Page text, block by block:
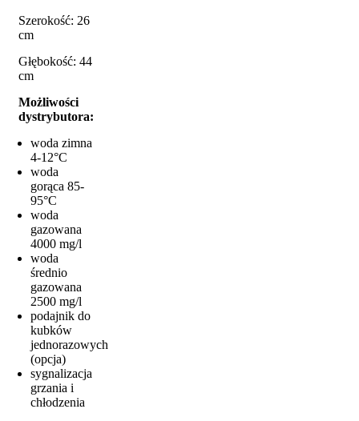
Szerokość: 26
cm
Głębokość: 44
cm
Możliwości
dystrybutora:
woda zimna
4-12°C
woda
gorąca 85-
95°C
woda
gazowana
4000 mg/l
woda
średnio
gazowana
2500 mg/l
podajnik do
kubków
jednorazowych
(opcja)
sygnalizacja
grzania i
chłodzenia